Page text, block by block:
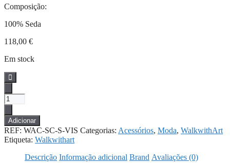
Composição:
100% Seda
118,00 €
Em stock
Quantidade
de
Echarpe
Azulejo
Viseu
Adicionar
REF: WAC-SC-S-VIS Categorias: Acessórios, Moda, WalkwithArt
Etiqueta: Walkwithart
Descrição Informação adicional Brand Avaliações (0)